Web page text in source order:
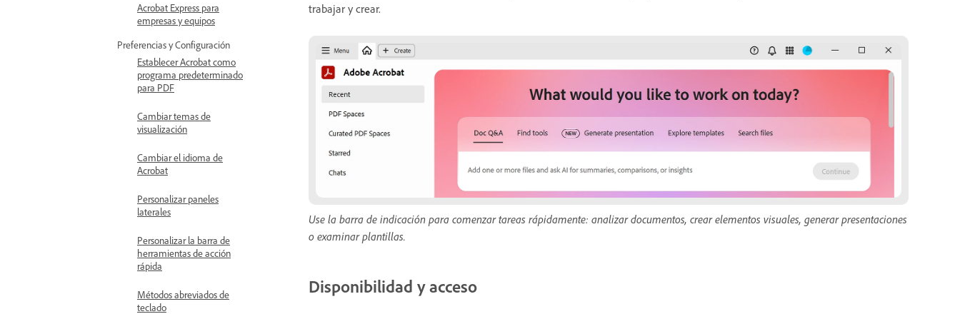
Acrobat Express para
empresas y equipos
Preferencias y Configuración
Establecer Acrobat como
programa predeterminado
para PDF
Cambiar temas de
visualización
Cambiar el idioma de
Acrobat
Personalizar paneles
laterales
Personalizar la barra de
herramientas de acción
rápida
Métodos abreviados de
teclado
trabajar y crear.
Use la barra de indicación para comenzar tareas rápidamente: analizar documentos, crear elementos visuales, generar presentaciones
o examinar plantillas.
Disponibilidad y acceso